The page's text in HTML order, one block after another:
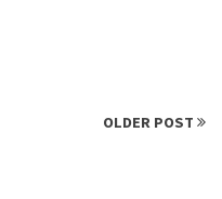
OLDER POST